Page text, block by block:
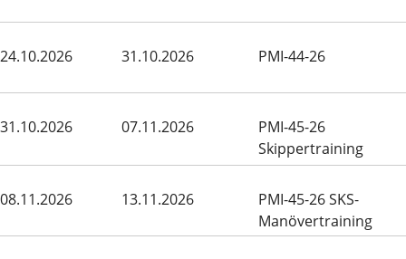
PMI-44-26
24.10.2026 31.10.2026
PMI-45-26
Skippertraining
31.10.2026 07.11.2026
PMI-45-26 SKS-
Manövertraining
08.11.2026 13.11.2026